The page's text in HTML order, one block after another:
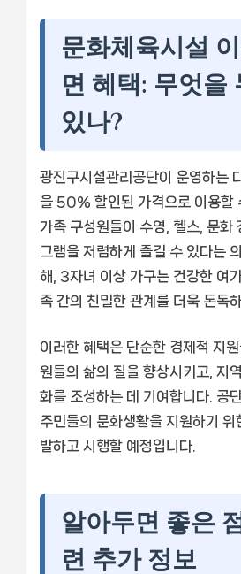
문화체육시설
면 혜택: 무엇을
있나?
광진구시설관리공단이 운영하는
을 50% 할인된 가격으로 이용할
가족 구성원들이 수영, 헬스, 문화
그램을 저렴하게 즐길 수 있다는
해, 3자녀 이상 가구는 건강한 여
족 간의 친밀한 관계를 더욱 돈독
이러한 혜택은 단순한 경제적 지
원들의 삶의 질을 향상시키고, 지
화를 조성하는 데 기여합니다. 공
주민들의 문화생활을 지원하기 위
발하고 시행할 예정입니다.
알아두면 좋은
련 추가 정보